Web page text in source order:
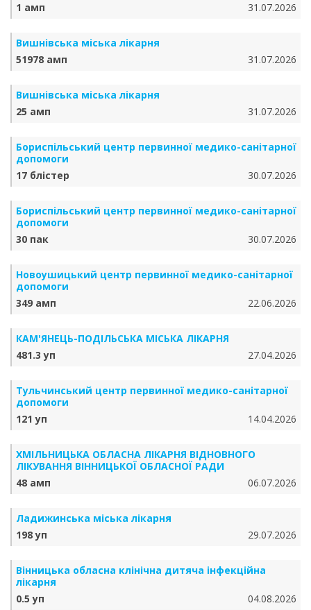
1 амп
31.07.2026
Вишнівська міська лікарня
51978 амп
31.07.2026
Вишнівська міська лікарня
25 амп
31.07.2026
Бориспільський центр первинної медико-санітарної
допомоги
17 блістер
30.07.2026
Бориспільський центр первинної медико-санітарної
допомоги
30 пак
30.07.2026
Новоушицький центр первинної медико-санітарної
допомоги
349 амп
22.06.2026
КАМ'ЯНЕЦЬ-ПОДІЛЬСЬКА МІСЬКА ЛІКАРНЯ
481.3 уп
27.04.2026
Тульчинський центр первинної медико-санітарної
допомоги
121 уп
14.04.2026
ХМІЛЬНИЦЬКА ОБЛАСНА ЛІКАРНЯ ВІДНОВНОГО
ЛІКУВАННЯ ВІННИЦЬКОЇ ОБЛАСНОЇ РАДИ
48 амп
06.07.2026
Ладижинська міська лікарня
198 уп
29.07.2026
Вінницька обласна клінічна дитяча інфекційна
лікарня
0.5 уп
04.08.2026